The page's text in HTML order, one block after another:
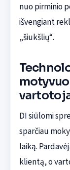
nuo pirminio
išvengiant
„šiukšlių“.
DI siūlomi
sparčiau
laiką.
klientą, o